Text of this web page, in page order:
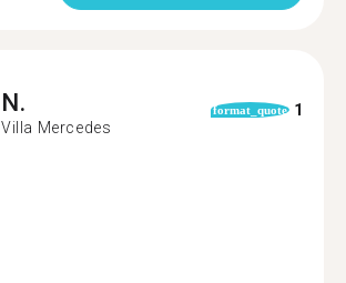
N.
Villa Mercedes
format_quote 1